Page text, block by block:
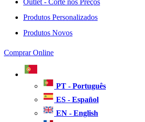
Outlet - Corte nos Preços
Produtos Personalizados
Produtos Novos
Comprar Online
PT - Português
ES - Español
EN - English